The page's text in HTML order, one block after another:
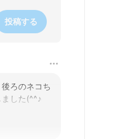
投稿する
ろのネコち
した(^^♪